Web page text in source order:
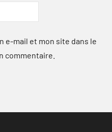
e-mail et mon site dans le
commentaire.